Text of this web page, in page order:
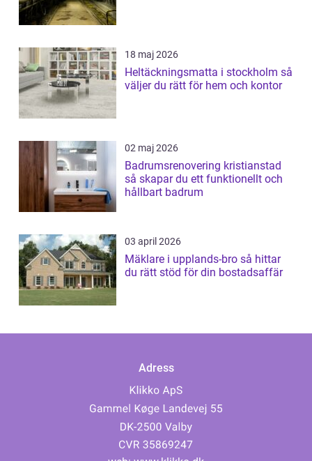
18 maj 2026
Heltäckningsmatta i stockholm så
väljer du rätt för hem och kontor
02 maj 2026
Badrumsrenovering kristianstad
så skapar du ett funktionellt och
hållbart badrum
03 april 2026
Mäklare i upplands-bro så hittar
du rätt stöd för din bostadsaffär
Adress